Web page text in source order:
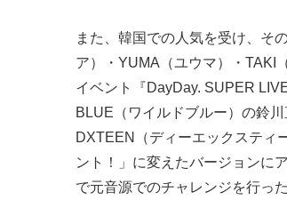
また、韓国での人気を受け、そ
ア）・YUMA（ユウマ）・TAKI
イベント『DayDay. SUPER
BLUE（ワイルドブルー）の鈴
DXTEEN（ディーエックスティ
ント！」に変えたバージョンに
で元音源でのチャレンジを行っ